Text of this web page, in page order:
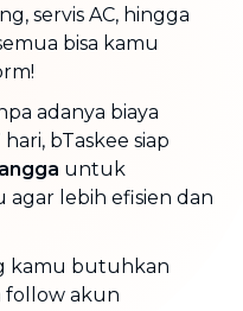
servis AC, hingga
bisa kamu
adanya biaya
bTaskee siap
untuk
lebih efisien dan
kamu butuhkan
follow akun